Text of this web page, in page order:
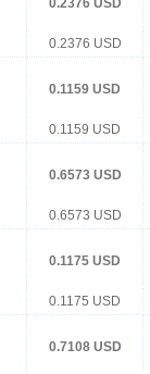
0.2376 USD
0.2376 USD
0.1159 USD
0.1159 USD
0.6573 USD
0.6573 USD
0.1175 USD
0.1175 USD
0.7108 USD